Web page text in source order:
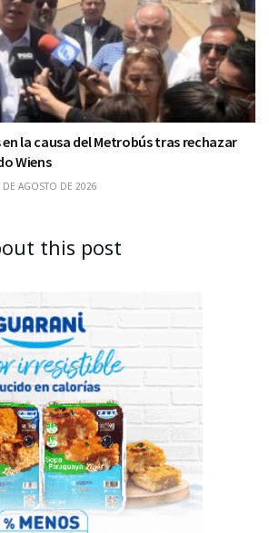
la causa del Metrobús tras rechazar
Wiens
DE AGOSTO DE 2026
this post